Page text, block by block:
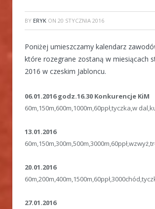
BY ERYK ON 20 STYCZNIA 2016
Poniżej umieszczamy kalendarz
które rozegrane zostaną w miesiącach
2016 w czeskim Jabloncu.
06.01.2016 godz.16.30 Konkurencje KiM
60m,150m,600m,1000m,60ppł,tyczka,w
13.01.2016
20.01.2016
27.01.2016